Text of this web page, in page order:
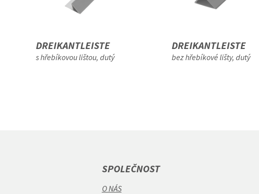
DREIKANTLEISTE
s hřebíkovou lištou, dutý
DREIKANTLEISTE
bez hřebíkové lišty, dutý
SPOLEČNOST
O NÁS